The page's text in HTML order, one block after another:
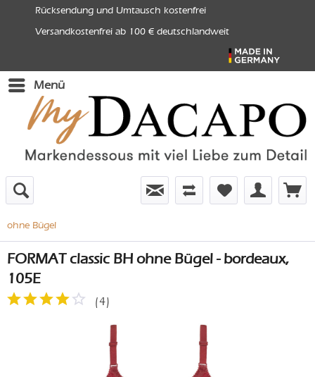
Rücksendung und Umtausch kostenfrei
Versandkostenfrei ab 100 € deutschlandweit
Menü
ohne Bügel
FORMAT classic BH ohne Bügel - bordeaux,
105E
(4)